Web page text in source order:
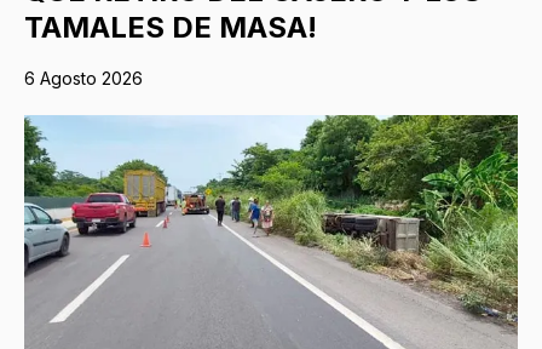
TAMALES DE MASA!
6 Agosto 2026